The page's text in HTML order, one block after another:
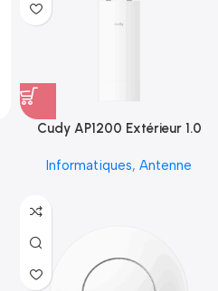
Cudy AP1200 Extérieur 1.0
Informatiques, Antenne